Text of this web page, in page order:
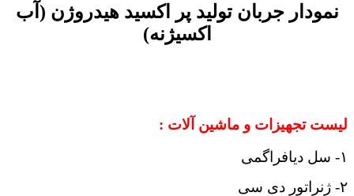
نمودار جربان تولید پر اکسید هیدروژن (آب
اکسیژنه)
لیست تجهیزات و ماشین آلات :
۱- سل دیافراگمی
۲- ژنراتور دی سی